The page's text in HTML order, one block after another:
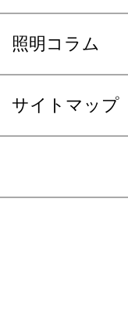
照明コラム
サイトマップ